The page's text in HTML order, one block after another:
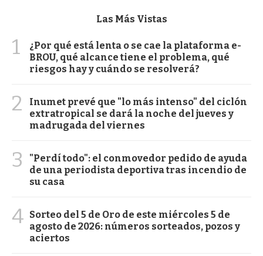
Las Más Vistas
1
¿Por qué está lenta o se cae la plataforma e-
BROU, qué alcance tiene el problema, qué
riesgos hay y cuándo se resolverá?
2
Inumet prevé que "lo más intenso" del ciclón
extratropical se dará la noche del jueves y
madrugada del viernes
3
"Perdí todo": el conmovedor pedido de ayuda
de una periodista deportiva tras incendio de
su casa
4 Sorteo del 5 de Oro de este miércoles 5 de
agosto de 2026: números sorteados, pozos y
aciertos